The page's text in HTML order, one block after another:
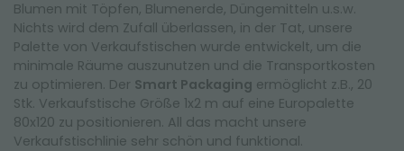
Blumen mit Töpfen, Blumenerde, Düngemitteln u.s.w.
Nichts wird dem Zufall überlassen, in der Tat, unsere
Palette von Verkaufstischen wurde entwickelt, um die
minimale Räume auszunutzen und die Transportkosten
zu optimieren. Der Smart Packaging ermöglicht z.B., 20
Stk. Verkaufstische Größe 1x2 m auf eine Europalette
80x120 zu positionieren. All das macht unsere
Verkaufstischlinie sehr schön und funktional.